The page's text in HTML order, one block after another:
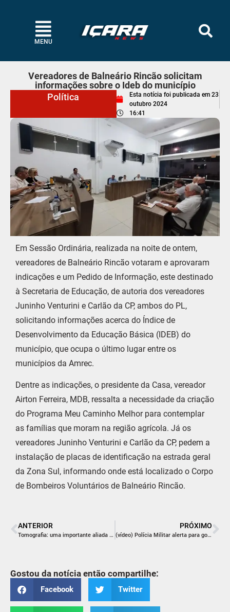
MENU
Vereadores de Balneário Rincão solicitam
informações sobre o Ideb do município
Política
Esta notícia foi publicada em 23
outubro 2024
16:41
Em Sessão Ordinária, realizada na noite de ontem,
vereadores de Balneário Rincão votaram e aprovaram
indicações e um Pedido de Informação, este destinado
à Secretaria de Educação, de autoria dos vereadores
Juninho Venturini e Carlão da CP, ambos do PL,
solicitando informações acerca do Índice de
Desenvolvimento da Educação Básica (IDEB) do
município, que ocupa o último lugar entre os
municípios da Amrec.
Dentre as indicações, o presidente da Casa, vereador
Airton Ferreira, MDB, ressalta a necessidade da criação
do Programa Meu Caminho Melhor para contemplar
as famílias que moram na região agrícola. Já os
vereadores Juninho Venturini e Carlão da CP, pedem a
instalação de placas de identificação na estrada geral
da Zona Sul, informando onde está localizado o Corpo
de Bombeiros Voluntários de Balneário Rincão.
ANTERIOR
Tomografia: uma importante aliada no diagnóstico das doenças
PRÓXIMO
(vídeo) Polícia Militar alerta para golpe relacionado à entrega de presentes
Gostou da notícia então compartilhe:
Facebook Twitter